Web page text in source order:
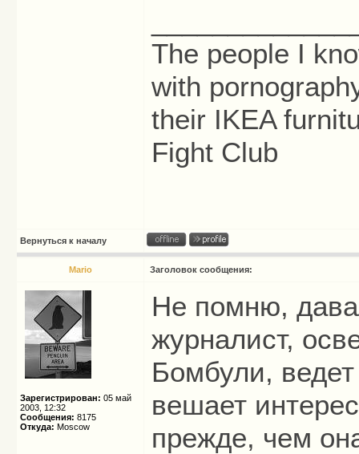
The people I
with
their IKEA
Fight Club
Вернуться к началу
Mario Заголовок сообщения:
Зарегистрирован: 05 май
2003, 12:32
Сообщения: 8175
Откуда: Moscow
Не помню,
журналист,
Бомбули,
вешает
прежде, чем